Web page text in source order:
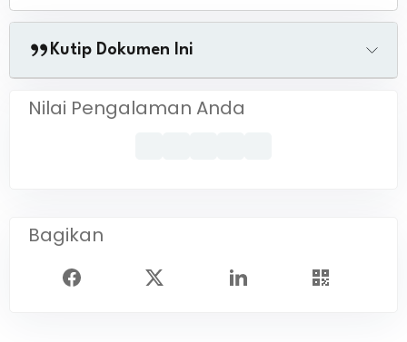
Kutip Dokumen Ini
Nilai Pengalaman Anda
Bagikan